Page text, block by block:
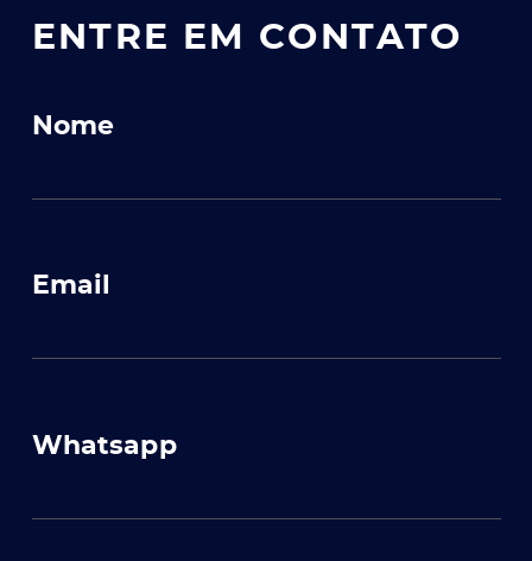
ENTRE EM CONTATO
Nome
Email
Whatsapp